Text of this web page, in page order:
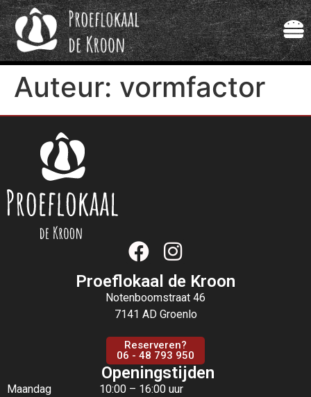
Auteur: vormfactor
Proeflokaal de Kroon
Notenboomstraat 46
7141 AD Groenlo
Reserveren?
06 - 48 793 950
Openingstijden
Maandag
10:00 – 16:00 uur